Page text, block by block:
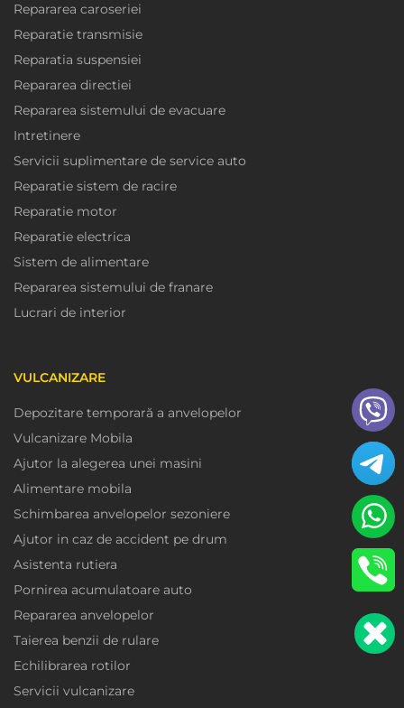
Repararea caroseriei
Reparatie transmisie
Reparatia suspensiei
Repararea directiei
Repararea sistemului de evacuare
Intretinere
Servicii suplimentare de service auto
Reparatie sistem de racire
Reparatie motor
Reparatie electrica
Sistem de alimentare
Repararea sistemului de franare
Lucrari de interior
VULCANIZARE
Depozitare temporară a anvelopelor
Vulcanizare Mobila
Ajutor la alegerea unei masini
Alimentare mobila
Schimbarea anvelopelor sezoniere
Ajutor in caz de accident pe drum
Asistenta rutiera
Pornirea acumulatoare auto
Repararea anvelopelor
Taierea benzii de rulare
Echilibrarea rotilor
Servicii vulcanizare